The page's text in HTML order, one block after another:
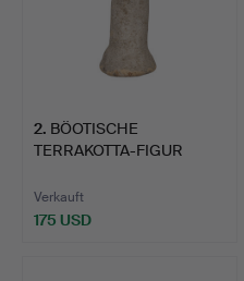
2. BÖOTISCHE
TERRAKOTTA-FIGUR
Verkauft
175 USD